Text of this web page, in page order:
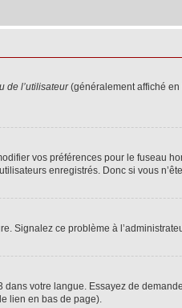
de l’utilisateur(généralement affiché en
vos préférences pour le fuseau
enregistrés. Donc si vous
Signalez ce problème à
votre langue. Essayez de
lien en bas de page).